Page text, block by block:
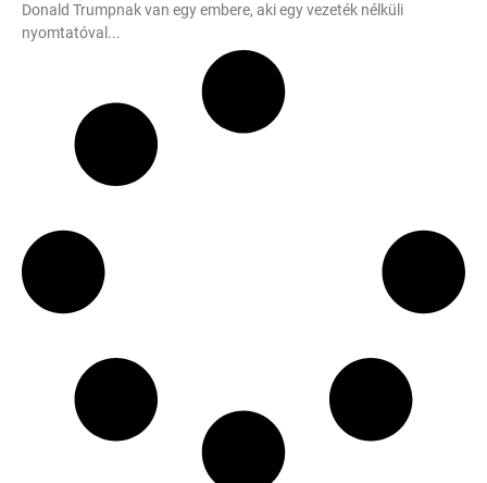
Donald Trumpnak van egy embere, aki egy vezeték nélküli
nyomtatóval